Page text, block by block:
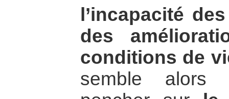
l’incapacité
des
conditions de
semble alors